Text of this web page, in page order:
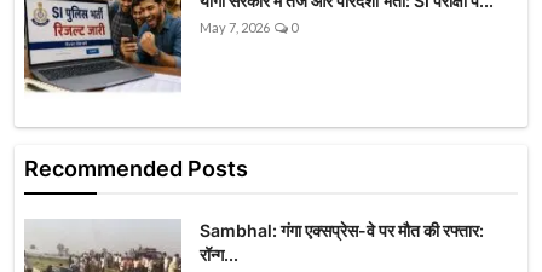
May 7, 2026 0
Recommended Posts
Sambhal: गंगा एक्सप्रेस-वे पर मौत की रफ्तार:
रॉन्ग...